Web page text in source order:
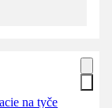
na tyče